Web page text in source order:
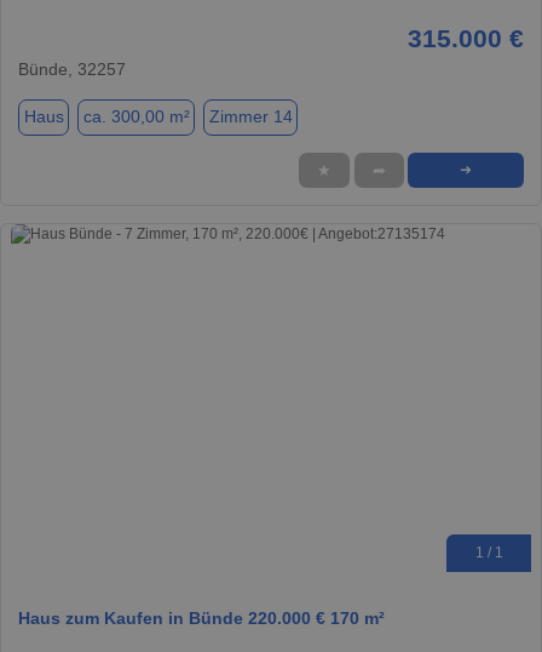
315.000 €
Bünde, 32257
Haus ca. 300,00 m² Zimmer 14
★ ➦ ➜
1 / 1
Haus zum Kaufen in Bünde 220.000 € 170 m²